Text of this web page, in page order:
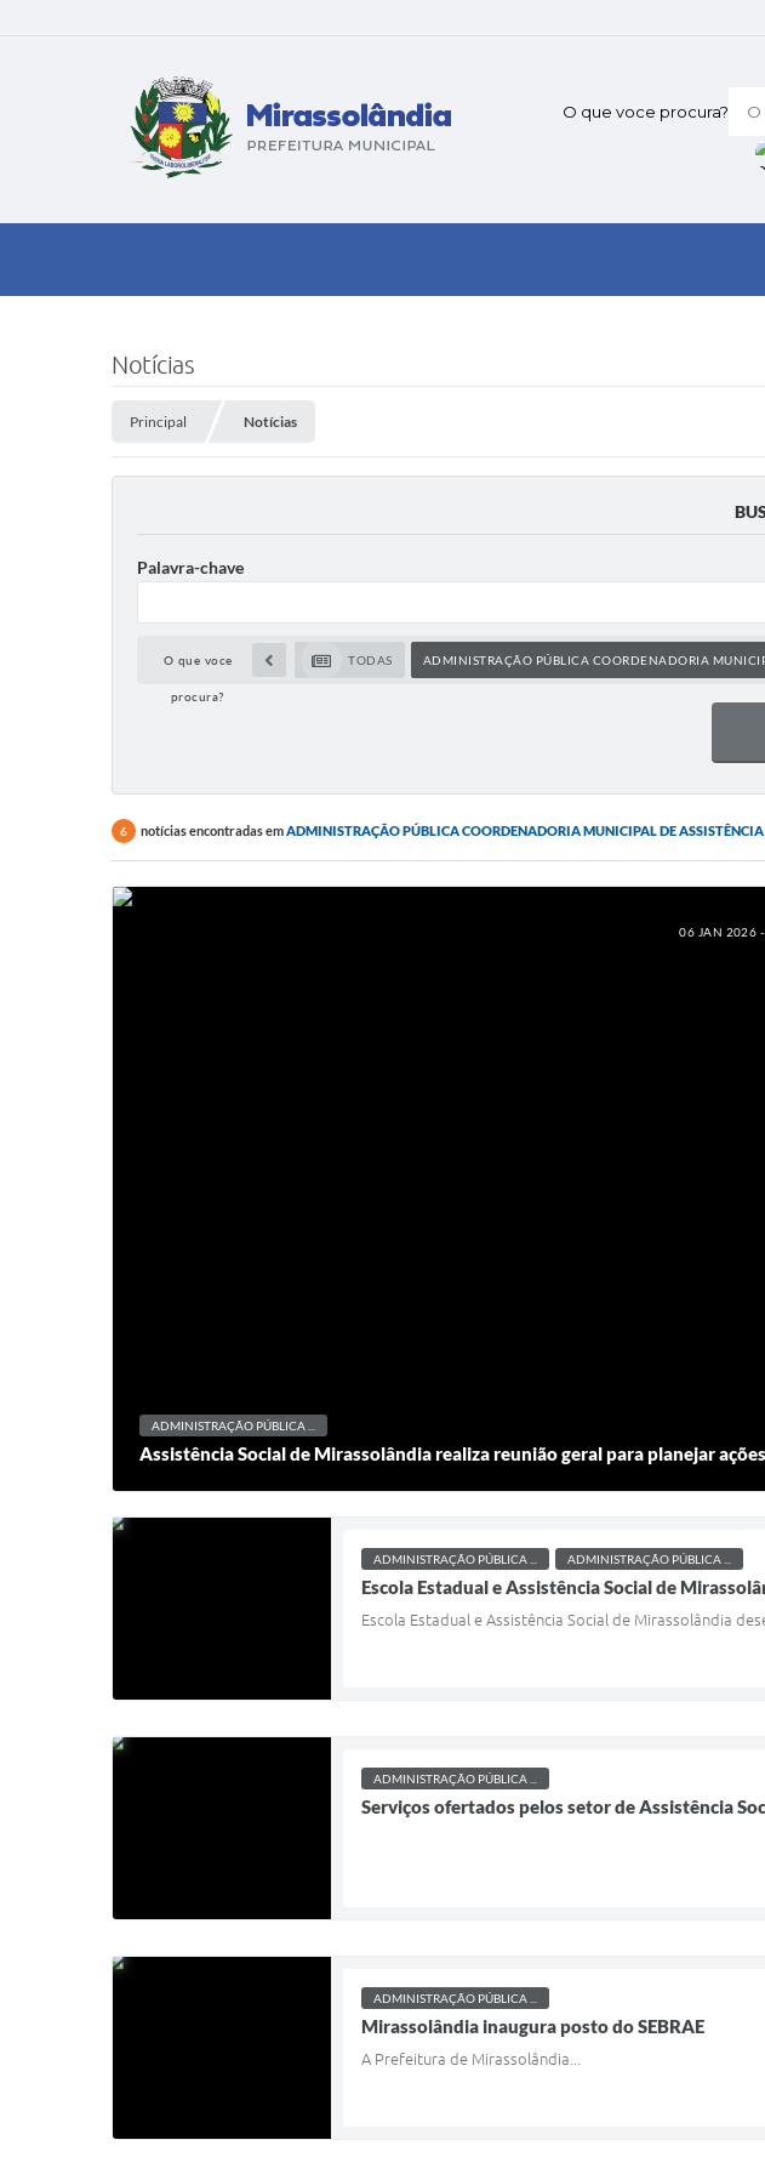
O que voce procura?
Notícias
Principal Notícias
Palavra-chave
O que voce
procura?
TODAS ADMINISTRAÇÃO PÚBLICA COORDENADORIA
6 notícias encontradas emADMINISTRAÇÃO PÚBLICA COORDENADORIA MUNICIPAL DE
06 JAN 2026
ADMINISTRAÇÃO PÚBLICA ...
Assistência Social de Mirassolândia realiza reunião geral para planejar
ADMINISTRAÇÃO PÚBLICA ... ADMINISTRAÇÃO PÚBLICA ...
Escola Estadual e Assistência Social de
Escola Estadual e Assistência Social de Mirassolândia
ADMINISTRAÇÃO PÚBLICA ...
Serviços ofertados pelos setor de Assistência
ADMINISTRAÇÃO PÚBLICA ...
Mirassolândia inaugura posto do SEBRAE
A Prefeitura de Mirassolândia...